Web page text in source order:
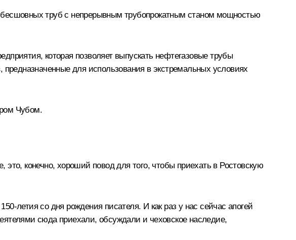
бесшовных труб с непрерывным трубопрокатным станом мощностью
которая позволяет выпускать нефтегазовые трубы
для использования в экстремальных условиях
Чубом.
конечно, хороший повод для того, чтобы приехать в Ростовскую
летия со дня рождения писателя. И как раз у нас сейчас апогей
сюда приехали, обсуждали и чеховское наследие,